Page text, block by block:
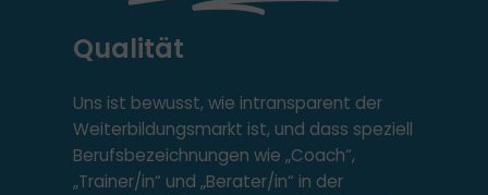
Qualität
Uns ist bewusst, wie intransparent der
Weiterbildungsmarkt ist, und dass speziell
Berufsbezeichnungen wie „Coach“,
„Trainer/in“ und „Berater/in“ in der